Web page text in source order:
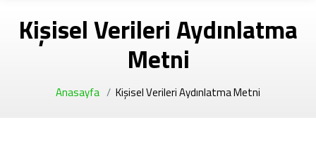
Kişisel Verileri Aydınlatma
Metni
Anasayfa Kişisel Verileri Aydınlatma Metni